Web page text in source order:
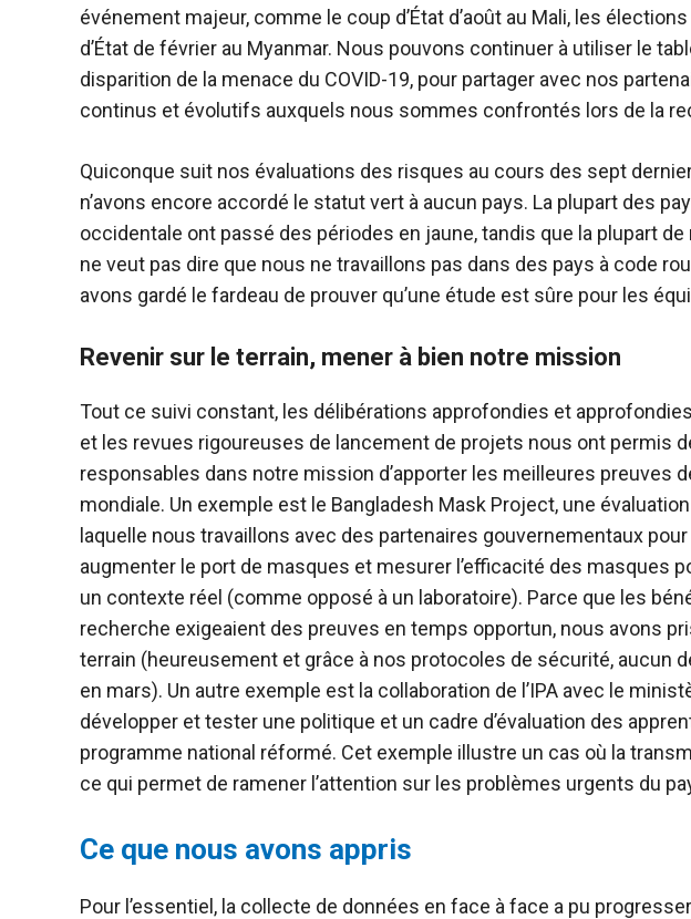
événement majeur, comme le coup d’État d’août au Mali, les
d’État de février au Myanmar. Nous pouvons continuer à utiliser le tableau de bord même après la
disparition de la menace du COVID-19, pour partager avec nos
continus et évolutifs auxquels nous sommes confrontés lors de la
Quiconque suit nos évaluations des risques au cours des sept
n’avons encore accordé le statut vert à aucun pays. La plupart des pays d’Afrique orientale et
occidentale ont passé des périodes en jaune, tandis que la plupart de
ne veut pas dire que nous ne travaillons pas dans des pays à code
avons gardé le fardeau de prouver qu’une étude est sûre pour les
Revenir sur le terrain, mener à bien notre mission
Tout ce suivi constant, les délibérations approfondies et
et les revues rigoureuses de lancement de projets nous ont permis
responsables dans notre mission d’apporter les meilleures preuves
mondiale. Un exemple est le Bangladesh Mask Project, une évaluation aléatoire à grande échelle, dans
laquelle nous travaillons avec des partenaires gouvernementaux
augmenter le port de masques et mesurer l’efficacité des masques
un contexte réel (comme opposé à un laboratoire). Parce que les bénéfices de santé publique de la
recherche exigeaient des preuves en temps opportun, nous avons
terrain (heureusement et grâce à nos protocoles de sécurité, aucun
en mars). Un autre exemple est la collaboration de l’IPA avec le ministère de l’Éducation du Libéria pour
développer et tester une politique et un cadre d’évaluation des
programme national réformé. Cet exemple illustre un cas où la transmission communautaire est faible,
ce qui permet de ramener l’attention sur les problèmes urgents du
Ce que nous avons appris
Pour l’essentiel, la collecte de données en face à face a pu